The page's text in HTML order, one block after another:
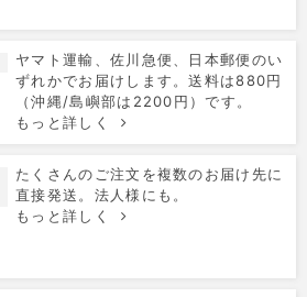
ヤマト運輸、佐川急便、日本郵便のい
ずれかでお届けします。送料は880円
（沖縄/島嶼部は2200円）です。
もっと詳しく
たくさんのご注文を複数のお届け先に
直接発送。法人様にも。
もっと詳しく